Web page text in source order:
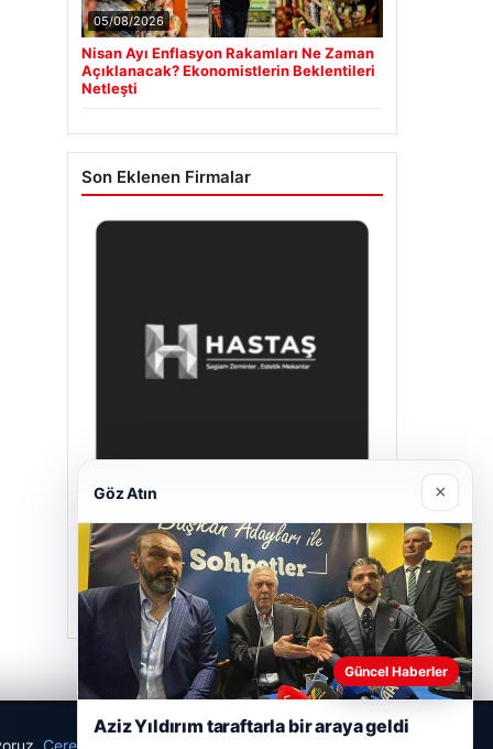
05/08/2026
Nisan Ayı Enflasyon Rakamları Ne Zaman
Açıklanacak? Ekonomistlerin Beklentileri
Netleşti
Son Eklenen Firmalar
Hastaş Beton
26/05/2026
Çerez Politikamız
Göz Atın ×
Güncel Haberler
Aziz Yıldırım taraftarla bir araya geldi